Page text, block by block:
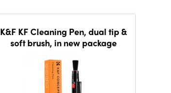
K&F KF Cleaning Pen, dual tip &
soft brush, in new package